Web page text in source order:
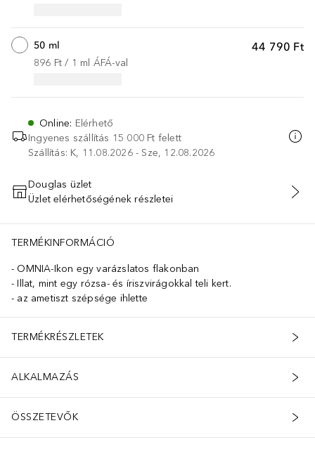
44 790 Ft
50 ml
896 Ft / 1 ml ÁFÁ-val
Online: Elérhető
Ingyenes szállítás 15 000 Ft felett
Szállítás: K, 11.08.2026 - Sze, 12.08.2026
KOSÁRBA HELYEZÉS
Douglas üzlet
Üzlet elérhetőségének részletei
TERMÉKINFORMÁCIÓ
OMNIA-Ikon egy varázslatos flakonban
Illat, mint egy rózsa- és íriszvirágokkal teli kert.
az ametiszt szépsége ihlette
TERMÉKRÉSZLETEK
ALKALMAZÁS
ÖSSZETEVŐK